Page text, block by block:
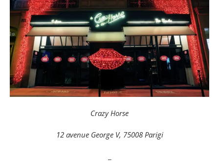
Crazy Horse
12 avenue George V, 75008 Parigi